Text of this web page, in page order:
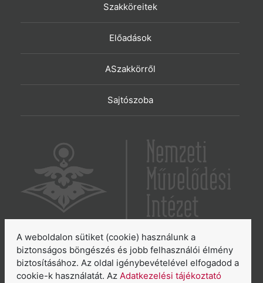
Szakköreitek
Előadások
ASzakkörről
Sajtószoba
6065 Lakitelek, Szentkirályi út 2.
E-mail:aszakkor@nmi.hu
E-mail: titkarsag@nmi.hu
A weboldalon sütiket (cookie) használunk a
biztonságos böngészés és jobb felhasználói élmény
biztosításához. Az oldal igénybevételével elfogadod a
cookie-k használatát. Az Adatkezelési tájékoztató